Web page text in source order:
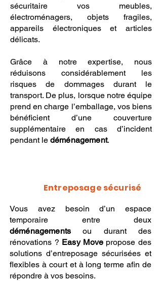
sécuritaire vos meubles,
électroménagers, objets fragiles,
appareils électroniques et articles
délicats.
Grâce à notre expertise, nous
réduisons considérablement les
risques de dommages durant le
transport. De plus, lorsque notre équipe
prend en charge l’emballage, vos biens
bénéficient d’une couverture
supplémentaire en cas d’incident
pendant le déménagement.
Entreposage sécurisé
Vous avez besoin d’un espace
temporaire entre deux
déménagements ou durant des
rénovations ? Easy Movepropose des
solutions d’entreposage sécurisées et
flexibles à court et à long terme afin de
répondre à vos besoins.